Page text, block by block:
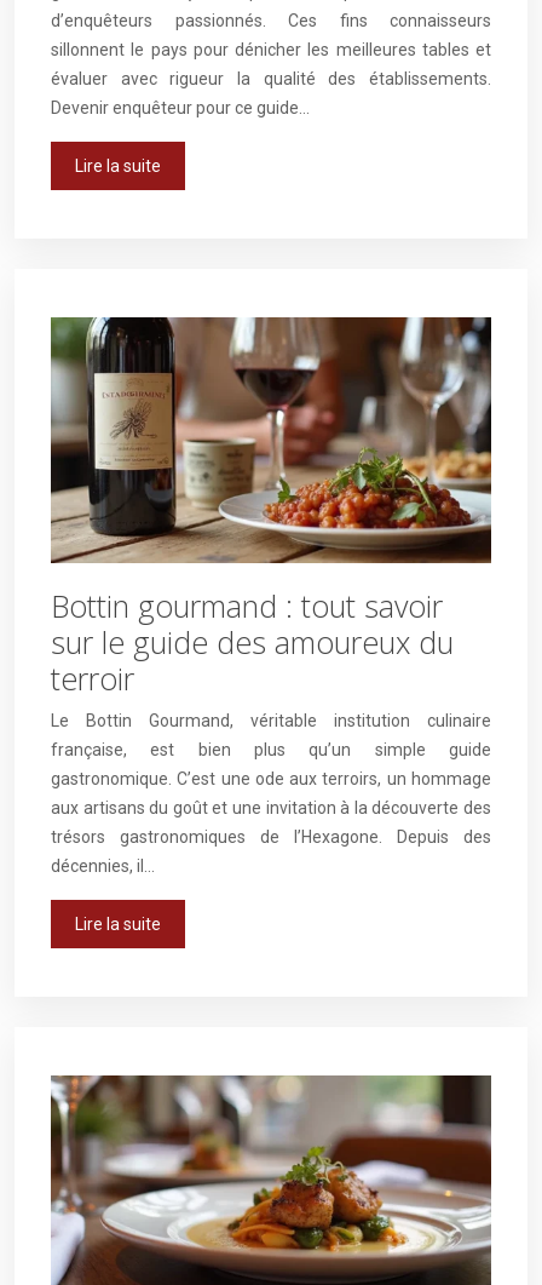
d’enquêteurs passionnés. Ces fins connaisseurs
sillonnent le pays pour dénicher les meilleures tables et
évaluer avec rigueur la qualité des établissements.
Devenir enquêteur pour ce guide…
Lire la suite
Bottin gourmand : tout savoir
sur le guide des amoureux du
terroir
Le Bottin Gourmand, véritable institution culinaire
française, est bien plus qu’un simple guide
gastronomique. C’est une ode aux terroirs, un hommage
aux artisans du goût et une invitation à la découverte des
trésors gastronomiques de l’Hexagone. Depuis des
décennies, il…
Lire la suite